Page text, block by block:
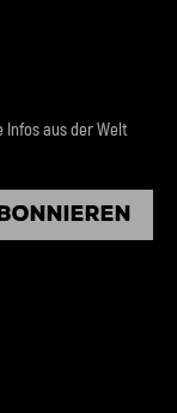
Infos aus der Welt